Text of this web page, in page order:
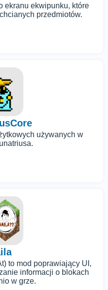
ekranu ekwipunku, które
przedmiotów.
używanych w
to mod poprawiający UI,
informacji o blokach
w grze.